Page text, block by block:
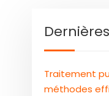
Traitement
méthodes